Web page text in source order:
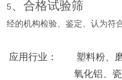
5、合格试验筛
经的机构检验、鉴定、认为符
应用行业：
塑料粉、磨
氧化铝、瓷泥浆、